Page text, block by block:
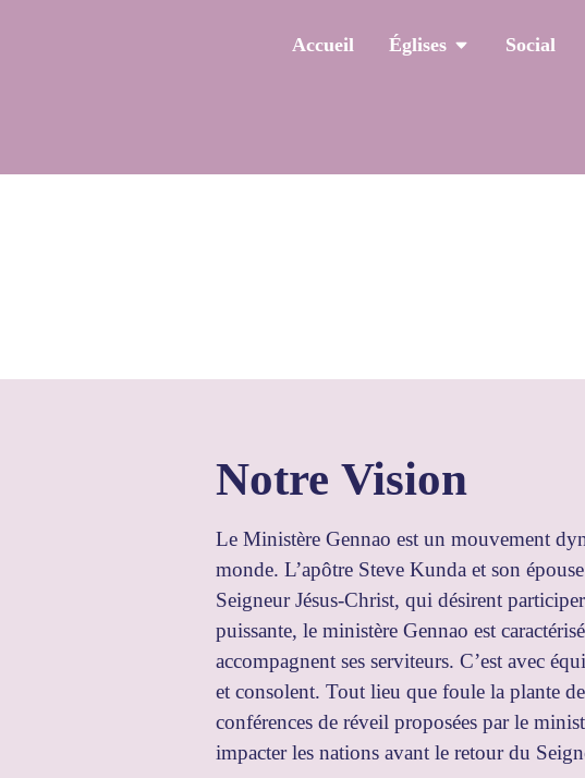
Accueil Églises Social
Notre Vision
Le Ministère Gennao est un mouvement
monde. L’apôtre Steve Kunda et son
Seigneur Jésus-Christ, qui désirent
puissante, le ministère Gennao est
accompagnent ses serviteurs. C’est avec
et consolent. Tout lieu que foule la plante
conférences de réveil proposées par le
impacter les nations avant le retour du